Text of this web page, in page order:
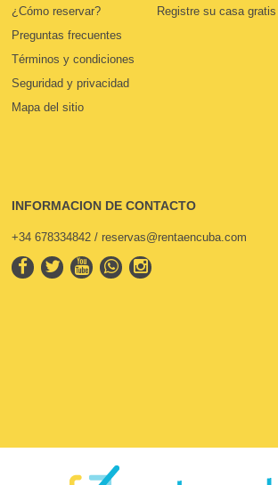
¿Cómo reservar?
Preguntas frecuentes
Términos y condiciones
Seguridad y privacidad
Mapa del sitio
Registre su casa gratis
INFORMACION DE CONTACTO
+34 678334842 / reservas@rentaencuba.com